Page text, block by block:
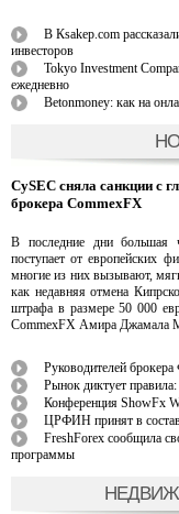
В Кsakep.com
инвесторов
Tokyo Investment
ежедневно
Betonmoney: как на
CySEC сняла санкции с
брокера CommexFX
В последние дни большая
поступает от европейских
многие из них вызывают,
как недавняя отмена
штрафа в размере 50 000
CommexFX Амира Джамала
Руководителей
Рынок диктует
Конференция ShowFx
ЦРФИН принят в
FreshForex сообщила
программы